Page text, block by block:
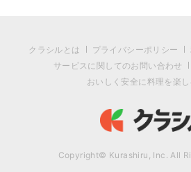
クラシルとは プライバシーポリシー
サービスに関してのお問い合わせ
おいしく安全に料理を楽
Copyright© Kurashiru, Inc. All